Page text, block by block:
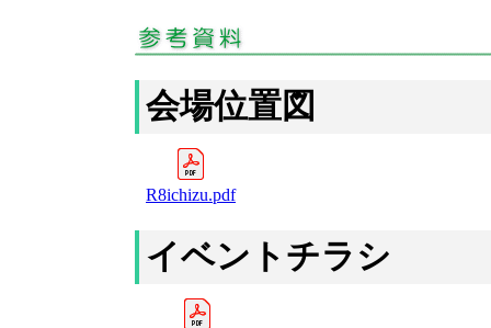
会場位置図
R8ichizu.pdf
イベントチラシ